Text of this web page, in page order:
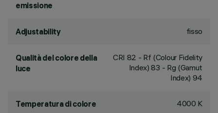
emissione
Adjustability fisso
Qualità del colore della
luce
CRI 82 - Rf (Colour Fidelity
Index) 83 - Rg (Gamut
Index) 94
Temperatura di colore 4000 K